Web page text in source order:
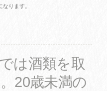
ります。
は酒類を取
20歳未満の